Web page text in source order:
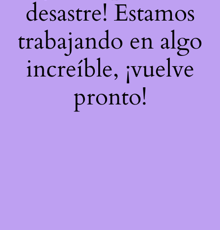
desastre! Estamos
trabajando en algo
increíble, ¡vuelve
pronto!